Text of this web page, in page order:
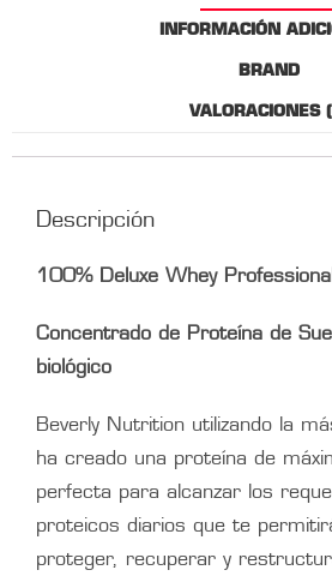
INFORMACIÓN
BRAND
VALORACIONES
Descripción
100% Deluxe Whey Professional
Concentrado de Proteína de
biológico
Beverly Nutrition utilizando la
ha creado una proteína de
perfecta para alcanzar los
proteicos diarios que te
proteger, recuperar y